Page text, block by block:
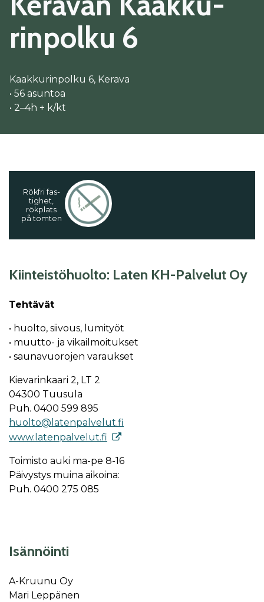
rin­pol­ku 6
Kaakkurinpolku 6, Kerava
• 56 asuntoa
• 2–4h + k/kt
Rökf­ri fas­
tig­het,
rökp­lats
på tom­ten
Kiinteistöhuolto: La­ten KH-Pal­ve­lut Oy
Tehtävät
• huolto, siivous, lumityöt
• muutto- ja vikailmoitukset
• saunavuorojen varaukset
Kievarinkaari 2, LT 2
04300 Tuu­su­la
Puh. 0400 599 895
huol­to@la­ten­pal­ve­lut.fi
www.la­ten­pal­ve­lut.fi
Toi­mis­to au­ki ma-pe 8-16
Päi­vys­tys mui­na ai­koi­na:
Puh. 0400 275 085
Isännöinti
A-Kruu­nu Oy
Ma­ri Lep­pä­nen